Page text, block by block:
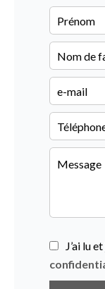
J’ai lu